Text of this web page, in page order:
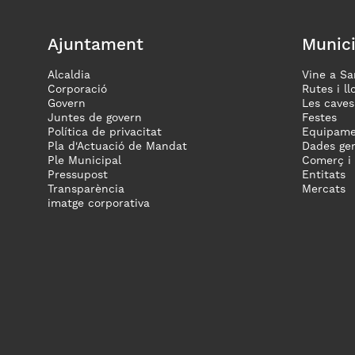
Ajuntament
Alcaldia
Corporació
Govern
Juntes de govern
Política de privacitat
Pla d'Actuació de Mandat
Ple Municipal
Pressupost
Transparència
imatge corporativa
Vine a
Rutes i
Les caves
Festes
Dades
Comerç i
Entitats
Mercats